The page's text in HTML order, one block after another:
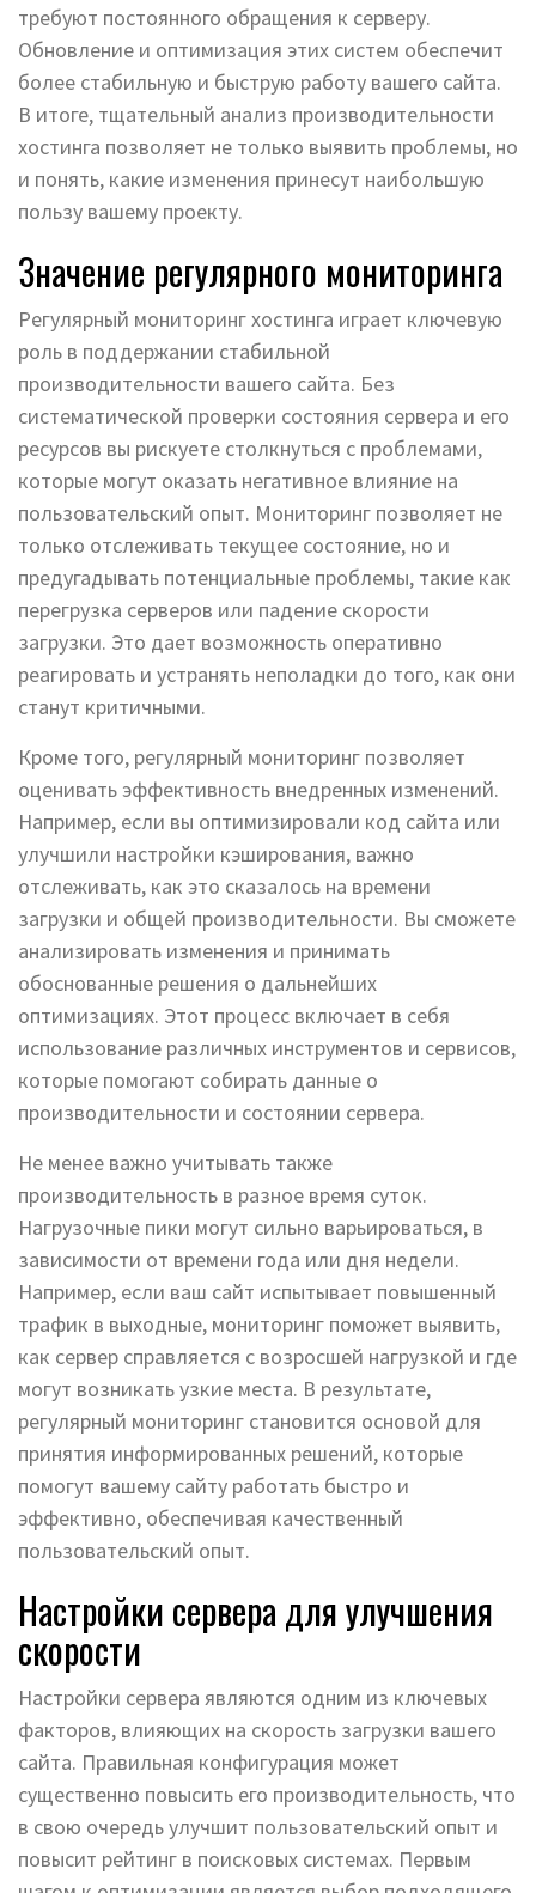
требуют постоянного обращения к серверу.
Обновление и оптимизация этих систем обеспечит
более стабильную и быструю работу вашего сайта.
В итоге, тщательный анализ производительности
хостинга позволяет не только выявить проблемы, но
и понять, какие изменения принесут наибольшую
пользу вашему проекту.
Значение регулярного мониторинга
Регулярный мониторинг хостинга играет ключевую
роль в поддержании стабильной
производительности вашего сайта. Без
систематической проверки состояния сервера и его
ресурсов вы рискуете столкнуться с проблемами,
которые могут оказать негативное влияние на
пользовательский опыт. Мониторинг позволяет не
только отслеживать текущее состояние, но и
предугадывать потенциальные проблемы, такие как
перегрузка серверов или падение скорости
загрузки. Это дает возможность оперативно
реагировать и устранять неполадки до того, как они
станут критичными.
Кроме того, регулярный мониторинг позволяет
оценивать эффективность внедренных изменений.
Например, если вы оптимизировали код сайта или
улучшили настройки кэширования, важно
отслеживать, как это сказалось на времени
загрузки и общей производительности. Вы сможете
анализировать изменения и принимать
обоснованные решения о дальнейших
оптимизациях. Этот процесс включает в себя
использование различных инструментов и сервисов,
которые помогают собирать данные о
производительности и состоянии сервера.
Не менее важно учитывать также
производительность в разное время суток.
Нагрузочные пики могут сильно варьироваться, в
зависимости от времени года или дня недели.
Например, если ваш сайт испытывает повышенный
трафик в выходные, мониторинг поможет выявить,
как сервер справляется с возросшей нагрузкой и где
могут возникать узкие места. В результате,
регулярный мониторинг становится основой для
принятия информированных решений, которые
помогут вашему сайту работать быстро и
эффективно, обеспечивая качественный
пользовательский опыт.
Настройки сервера для улучшения
скорости
Настройки сервера являются одним из ключевых
факторов, влияющих на скорость загрузки вашего
сайта. Правильная конфигурация может
существенно повысить его производительность, что
в свою очередь улучшит пользовательский опыт и
повысит рейтинг в поисковых системах. Первым